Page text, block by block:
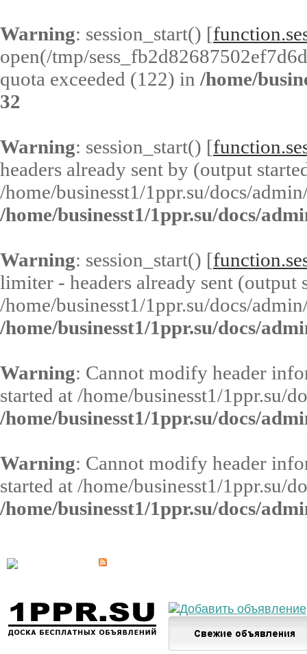
Warning: session_start() [
open(/tmp/
quota exceeded (122) in /home/
32
Warning: session_start() [
headers already sent by (output
/home/businesst1/1ppr.su/docs/
/home/businesst1/1ppr.su/docs/
Warning: session_start() [
limiter - headers already sent (output
/home/businesst1/1ppr.su/docs/
/home/businesst1/1ppr.su/docs/
Warning: Cannot modify header
started at /home/businesst1/1ppr.su/
/home/businesst1/1ppr.su/docs/
Warning: Cannot modify header
started at /home/businesst1/1ppr.su/
/home/businesst1/1ppr.su/docs/